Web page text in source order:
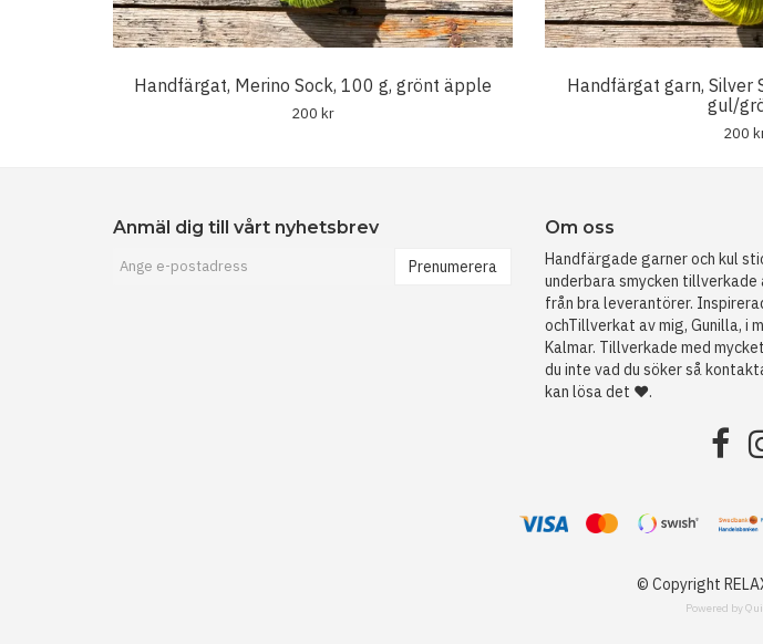
Handfärgat, Merino Sock, 100 g, grönt äpple
200 kr
Handfärgat garn, Silver
gul/
200
Anmäl dig till vårt nyhetsbrev
Prenumerera
Om oss
Handfärgade garner och kul
underbara smycken tillverkade
från bra leverantörer.
ochTillverkat av mig, Gunilla, i
Kalmar. Tillverkade med
du inte vad du söker så
kan lösa det ❤️.
© Copyright
Powered by